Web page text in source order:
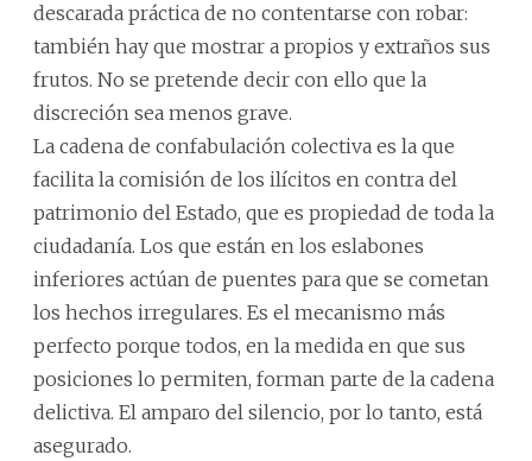
descarada práctica de no contentarse con robar:
también hay que mostrar a propios y extraños sus
frutos. No se pretende decir con ello que la
discreción sea menos grave.
La cadena de confabulación colectiva es la que
facilita la comisión de los ilícitos en contra del
patrimonio del Estado, que es propiedad de toda la
ciudadanía. Los que están en los eslabones
inferiores actúan de puentes para que se cometan
los hechos irregulares. Es el mecanismo más
perfecto porque todos, en la medida en que sus
posiciones lo permiten, forman parte de la cadena
delictiva. El amparo del silencio, por lo tanto, está
asegurado.